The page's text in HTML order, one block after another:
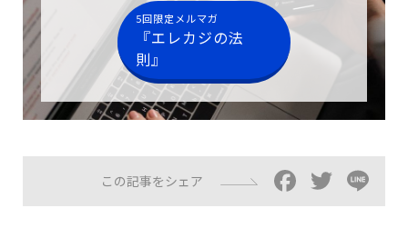
5回限定メルマガ
『エレカジの法
則』
この記事をシェア